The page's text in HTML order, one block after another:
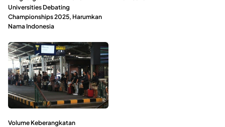
Universities Debating
Championships 2025, Harumkan
Nama Indonesia
Volume Keberangkatan